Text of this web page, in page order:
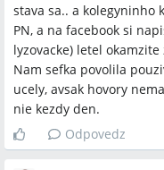
stava sa.. a kolegyninho
PN, a na facebook si
lyzovacke) letel okamzite
Nam sefka povolila
ucely, avsak hovory
nie kezdy den.
Odpovedz